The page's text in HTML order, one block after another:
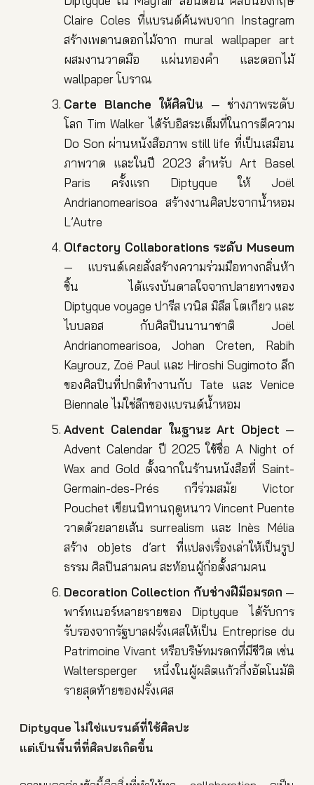
Claire Coles ที่แบรนด์ค้นพบจาก Instagram
สร้างเพดานดอกไม้จาก mural wallpaper art
ผสมงานวาดมือ แผ่นทองคำ และดอกไม้
wallpaper โบราณ
Carte Blanche ให้ศิลปิน — ช่างภาพระดับ
โลก Tim Walker ได้รับอิสระเต็มที่ในการตีความ
Do Son ผ่านหนังสือภาพ still life ที่เป็นเสมือน
ภาพวาด และในปี 2023 สำหรับ Art Basel
Paris ครั้งแรก Diptyque ให้ Joël
Andrianomearisoa สร้างงานศิลปะจากน้ำหอม
L’Autre
Olfactory Collaborations ระดับ Museum
— แบรนด์เคยสั่งสร้างความร่วมมือทางกลิ่นห้า
ชิ้น ได้แรงบันดาลใจจากปลายทางของ
Diptyque voyage ปารีส เวนิส มิลีส โตเกียว และ
ไบบลอส กับศิลปินนานาชาติ Joël
Andrianomearisoa, Johan Creten, Rabih
Kayrouz, Zoë Paul และ Hiroshi Sugimoto ลีก
ของศิลปินที่ปกติทำงานกับ Tate และ Venice
Biennale ไม่ใช่ลีกของแบรนด์น้ำหอม
Advent Calendar ในฐานะ Art Object —
Advent Calendar ปี 2025 ใช้ชื่อ A Night of
Wax and Gold ตั้งฉากในร้านหนังสือที่ Saint-
Germain-des-Prés กวีร่วมสมัย Victor
Pouchet เขียนนิทานฤดูหนาว Vincent Puente
วาดด้วยลายเส้น surrealism และ Inès Mélia
สร้าง objets d’art ที่แปลงเรื่องเล่าให้เป็นรูป
ธรรม ศิลปินสามคน สะท้อนผู้ก่อตั้งสามคน
Decoration Collection กับช่างฝีมือมรดก —
พาร์ทเนอร์หลายรายของ Diptyque ได้รับการ
รับรองจากรัฐบาลฝรั่งเศสให้เป็น Entreprise du
Patrimoine Vivant หรือบริษัทมรดกที่มีชีวิต เช่น
Waltersperger หนึ่งในผู้ผลิตแก้วกึ่งอัตโนมัติ
รายสุดท้ายของฝรั่งเศส
Diptyque ไม่ใช่แบรนด์ที่ใช้ศิลปะ
แต่เป็นพื้นที่ที่ศิลปะเกิดขึ้น